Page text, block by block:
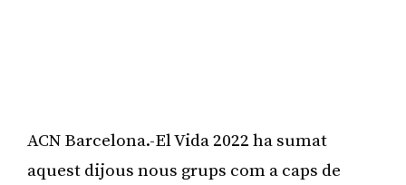
ACN Barcelona.-El Vida 2022 ha sumat
aquest dijous nous grups com a caps de